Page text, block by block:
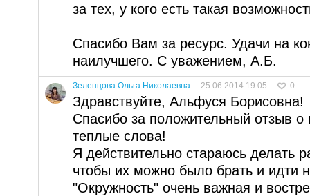
за тех, у кого есть такая
Спасибо Вам за ресурс. Удачи на
наилучшего. С уважением, А.Б.
Зеленцова Ольга Николаевна 25.06.2014 19:05 0
Здравствуйте, Альфуся Борисовна!
Спасибо за положительный отзыв о
теплые слова!
Я действительно стараюсь делать
чтобы их можно было брать и идти
"Окружность" очень важная и